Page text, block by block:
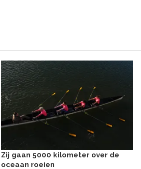
Zij gaan 5000 kilometer over de
oceaan roeien